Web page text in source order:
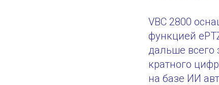
VBC 2800
функцией
дальше всего
кратного
на базе ИИ